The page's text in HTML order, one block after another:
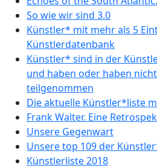
So wie wir sind 3.0
Künstler* mit mehr als 5
Künstlerdatenbank
Künstler* sind in der
und haben oder haben
teilgenommen
Die aktuelle Künstler*liste
Frank Walter. Eine
Unsere Gegenwart
Unsere top 109 der
Künstlerliste 2018